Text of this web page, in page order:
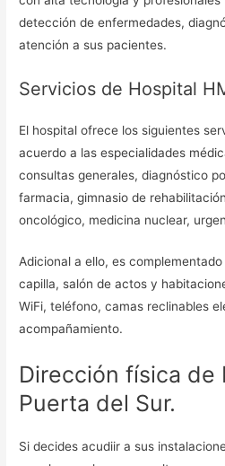
detección de enfermedades,
atención a sus pacientes.
Servicios de Hospital
El hospital ofrece los siguientes
acuerdo a las especialidades
consultas generales, diagnóstico
farmacia, gimnasio de
oncológico, medicina nuclear,
Adicional a ello, es
capilla, salón de actos y
WiFi, teléfono, camas reclinables
acompañamiento.
Dirección física de
Puerta del Sur.
Si decides acudiir a sus